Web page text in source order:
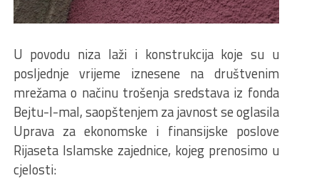
U povodu niza laži i konstrukcija koje su u
posljednje vrijeme iznesene na društvenim
mrežama o načinu trošenja sredstava iz fonda
Bejtu-l-mal, saopštenjem za javnost se oglasila
Uprava za ekonomske i finansijske poslove
Rijaseta Islamske zajednice, kojeg prenosimo u
cjelosti: